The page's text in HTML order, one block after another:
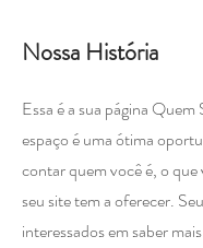
​Nossa História
Essa é a sua página Quem
espaço é uma ótima
contar quem você é, o que
seu site tem a oferecer.
interessados em saber